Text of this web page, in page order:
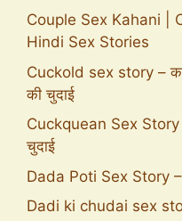
Couple Sex Kahani |
Hindi Sex Stories
Cuckold sex story –
की चुदाई
Cuckquean Sex Story
चुदाई
Dada Poti Sex Story
Dadi ki chudai sex